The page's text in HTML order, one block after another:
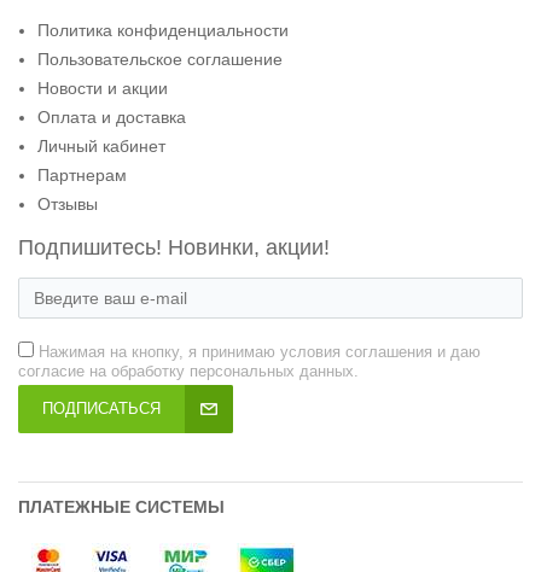
Политика конфиденциальности
Пользовательское соглашение
Новости и акции
Оплата и доставка
Личный кабинет
Партнерам
Отзывы
Подпишитесь! Новинки, акции!
Нажимая на кнопку, я принимаю условия соглашения и даю
согласие на обработку персональных данных.
ПОДПИСАТЬСЯ
ПЛАТЕЖНЫЕ СИСТЕМЫ